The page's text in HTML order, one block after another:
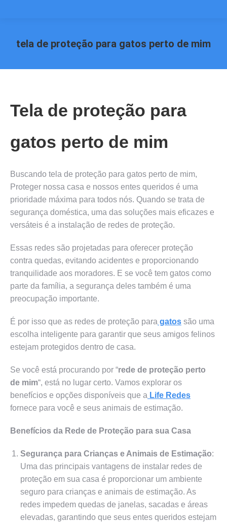
tela de proteção para gatos perto de mim
Tela de proteção para
gatos perto de mim
Buscando tela de proteção para gatos perto de mim,
Proteger nossa casa e nossos entes queridos é uma
prioridade máxima para todos nós. Quando se trata de
segurança doméstica, uma das soluções mais eficazes e
versáteis é a instalação de redes de proteção.
Essas redes são projetadas para oferecer proteção
contra quedas, evitando acidentes e proporcionando
tranquilidade aos moradores. E se você tem gatos como
parte da família, a segurança deles também é uma
preocupação importante.
É por isso que as redes de proteção para gatos são uma
escolha inteligente para garantir que seus amigos felinos
estejam protegidos dentro de casa.
Se você está procurando por “rede de proteção perto
de mim“, está no lugar certo. Vamos explorar os
benefícios e opções disponíveis que a Life Redes
fornece para você e seus animais de estimação.
Benefícios da Rede de Proteção para sua Casa
Segurança para Crianças e Animais de Estimação:
Uma das principais vantagens de instalar redes de
proteção em sua casa é proporcionar um ambiente
seguro para crianças e animais de estimação. As
redes impedem quedas de janelas, sacadas e áreas
elevadas, garantindo que seus entes queridos estejam